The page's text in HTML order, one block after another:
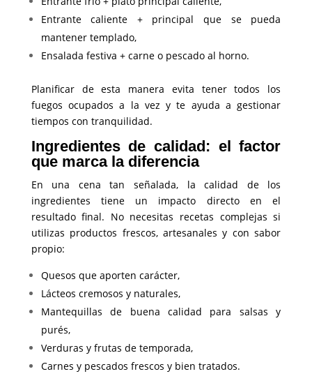
Entrante caliente + principal que se pueda
mantener templado,
Ensalada festiva + carne o pescado al horno.
Planificar de esta manera evita tener todos los
fuegos ocupados a la vez y te ayuda a gestionar
tiempos con tranquilidad.
Ingredientes de calidad: el factor
que marca la diferencia
En una cena tan señalada, la calidad de los
ingredientes tiene un impacto directo en el
resultado final. No necesitas recetas complejas si
utilizas productos frescos, artesanales y con sabor
propio:
Quesos que aporten carácter,
Lácteos cremosos y naturales,
Mantequillas de buena calidad para salsas y
purés,
Verduras y frutas de temporada,
Carnes y pescados frescos y bien tratados.